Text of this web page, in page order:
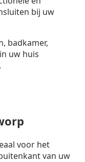
bij uw
badkamer,
uw huis
voor het
van uw